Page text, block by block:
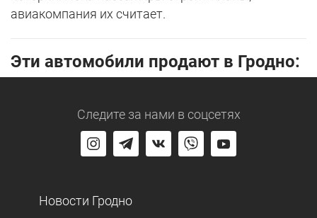
авиакомпания их считает.
Эти автомобили продают в Гродно:
Следите за нами в соцсетях
Новости Гродно